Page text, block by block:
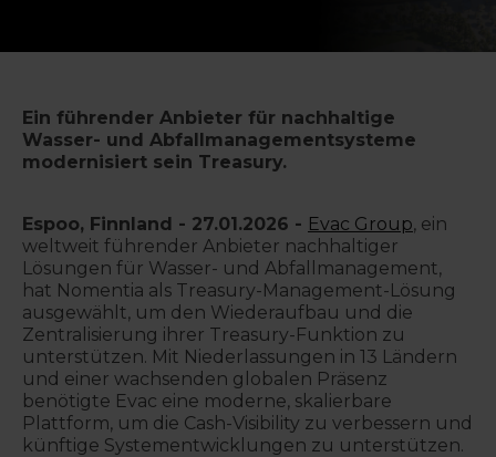
Ein führender Anbieter für nachhaltige
Wasser- und Abfallmanagementsysteme
modernisiert sein Treasury.
Espoo, Finnland - 27.01.2026 - Evac Group, ein
weltweit führender Anbieter nachhaltiger
Lösungen für Wasser- und Abfallmanagement,
hat Nomentia als Treasury-Management-Lösung
ausgewählt, um den Wiederaufbau und die
Zentralisierung ihrer Treasury-Funktion zu
unterstützen. Mit Niederlassungen in 13 Ländern
und einer wachsenden globalen Präsenz
benötigte Evac eine moderne, skalierbare
Plattform, um die Cash-Visibility zu verbessern und
künftige Systementwicklungen zu unterstützen.